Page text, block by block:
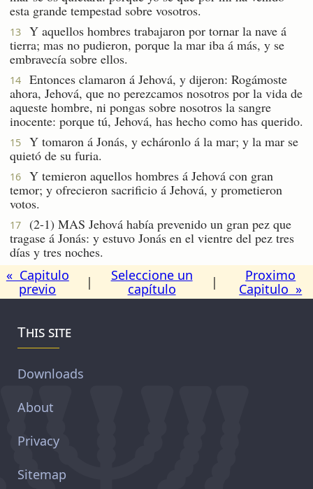
esta grande tempestad sobre vosotros.
13
Y aquellos hombres trabajaron por tornar la nave á
tierra; mas no pudieron, porque la mar iba á más, y se
embravecía sobre ellos.
14
Entonces clamaron á Jehová, y dijeron: Rogámoste
ahora, Jehová, que no perezcamos nosotros por la vida de
aqueste hombre, ni pongas sobre nosotros la sangre
inocente: porque tú, Jehová, has hecho como has querido.
15
Y tomaron á Jonás, y echáronlo á la mar; y la mar se
quietó de su furia.
16
Y temieron aquellos hombres á Jehová con gran
temor; y ofrecieron sacrificio á Jehová, y prometieron
votos.
17
(2-1) MAS Jehová había prevenido un gran pez que
tragase á Jonás: y estuvo Jonás en el vientre del pez tres
días y tres noches.
« Capitulo
previo
|
Seleccione un
capítulo
|
Proximo
Capitulo »
This site
Downloads
About
Privacy
Sitemap